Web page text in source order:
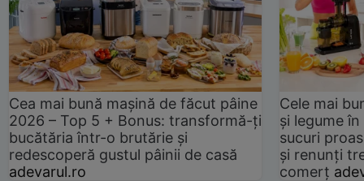
Cea mai bună mașină de făcut pâine
2026 – Top 5 + Bonus: transformă-ți
bucătăria într-o brutărie și
redescoperă gustul pâinii de casă
adevarul.ro
Cele mai
și legume
sucuri
și renunți
comerț